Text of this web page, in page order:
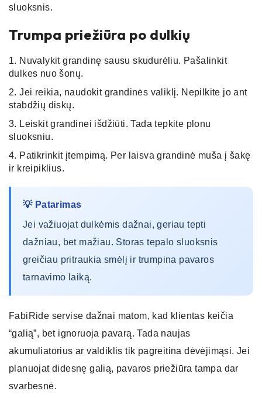
sluoksnis.
Trumpa priežiūra po dulkių
Nuvalykit grandinę sausu skudurėliu. Pašalinkit
dulkes nuo šonų.
Jei reikia, naudokit grandinės valiklį. Nepilkite jo ant
stabdžių diskų.
Leiskit grandinei išdžiūti. Tada tepkite plonu
sluoksniu.
Patikrinkit įtempimą. Per laisva grandinė muša į šakę
ir kreipiklius.
💡 Patarimas
Jei važiuojat dulkėmis dažnai, geriau tepti
dažniau, bet mažiau. Storas tepalo sluoksnis
greičiau pritraukia smėlį ir trumpina pavaros
tarnavimo laiką.
FabiRide servise dažnai matom, kad klientas keičia
“galią”, bet ignoruoja pavarą. Tada naujas
akumuliatorius ar valdiklis tik pagreitina dėvėjimąsi. Jei
planuojat didesnę galią, pavaros priežiūra tampa dar
svarbesnė.